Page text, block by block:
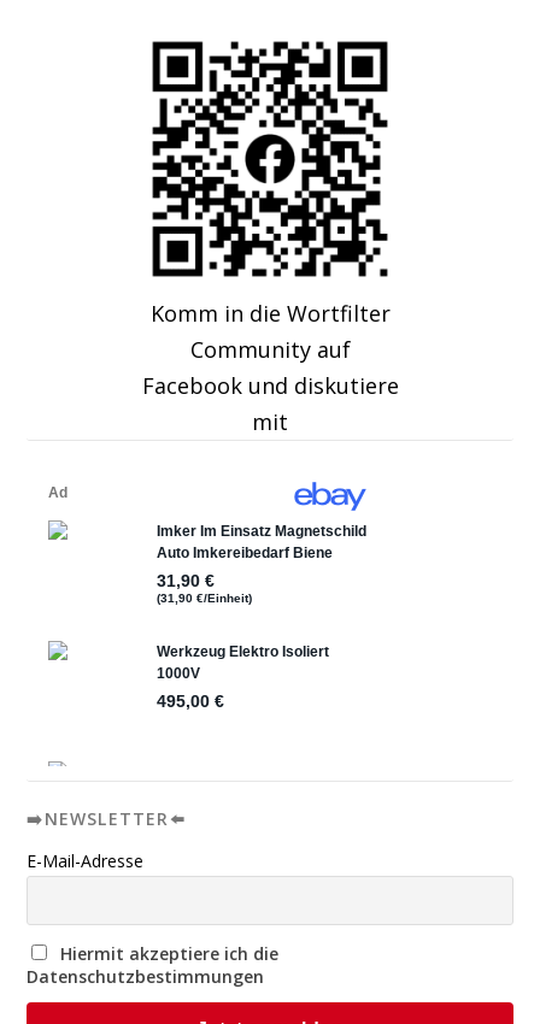
Komm in die Wortfilter
Community auf
Facebook und diskutiere
mit
➡️NEWSLETTER⬅️
E-Mail-Adresse
Hiermit akzeptiere ich die
Datenschutzbestimmungen